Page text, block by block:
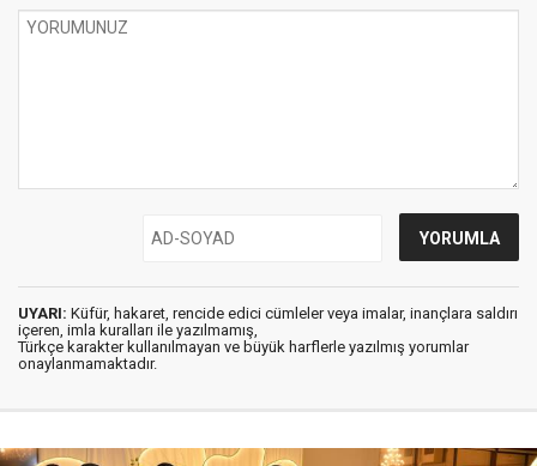
UYARI: Küfür, hakaret, rencide edici cümleler veya imalar, inançlara saldırı
içeren, imla kuralları ile yazılmamış,
Türkçe karakter kullanılmayan ve büyük harflerle yazılmış yorumlar
onaylanmamaktadır.